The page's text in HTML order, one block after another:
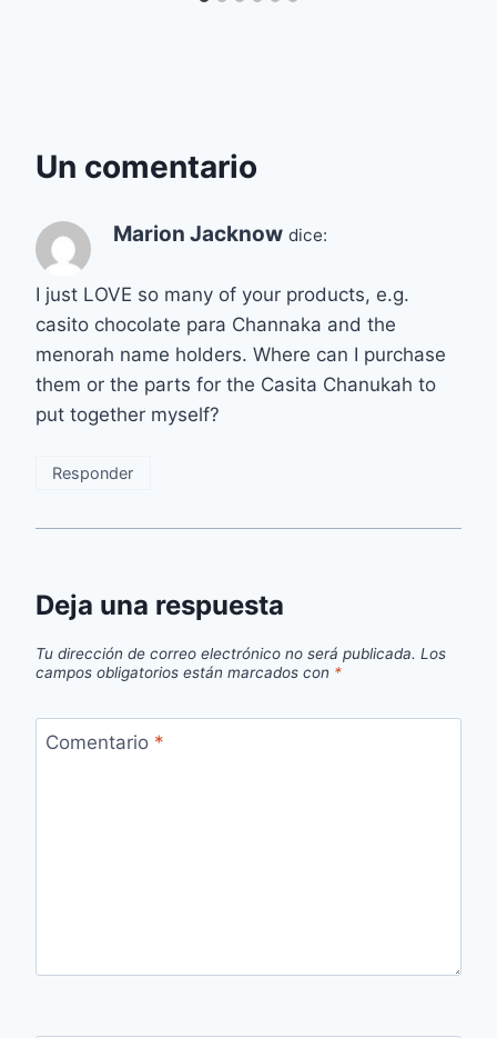
Un comentario
Marion Jacknow dice:
I just LOVE so many of your products, e.g.
casito chocolate para Channaka and the
menorah name holders. Where can I purchase
them or the parts for the Casita Chanukah to
put together myself?
Responder
Deja una respuesta
Tu dirección de correo electrónico no será publicada. Los
campos obligatorios están marcados con *
Comentario *